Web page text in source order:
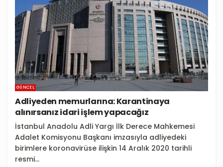
GÜNCEL
Adliyeden memurlarına: Karantinaya
alınırsanız idari işlem yapacağız
İstanbul Anadolu Adli Yargı İlk Derece Mahkemesi
Adalet Komisyonu Başkanı imzasıyla adliyedeki
birimlere koronavirüse ilişkin 14 Aralık 2020 tarihli
resmi...